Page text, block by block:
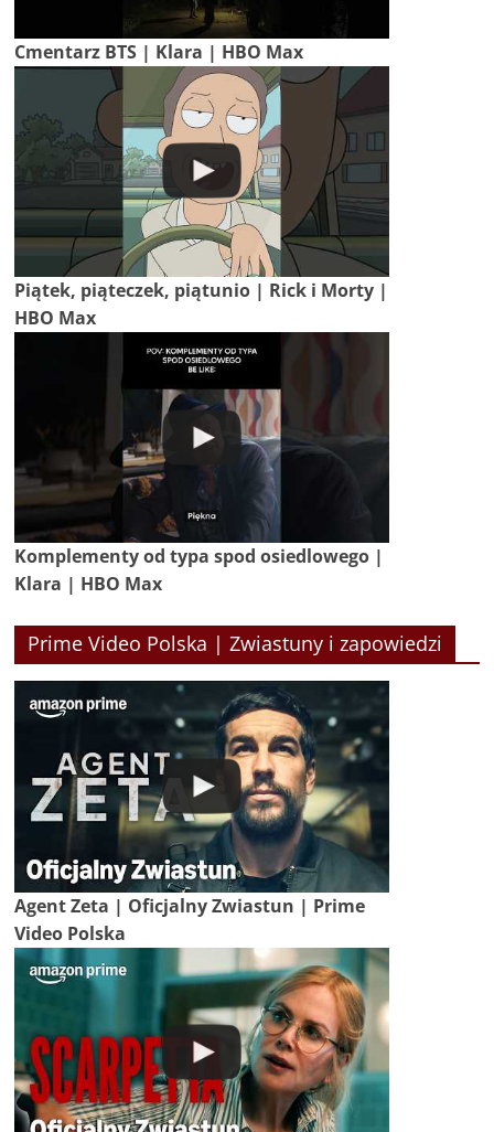
Cmentarz BTS | Klara | HBO Max
Piątek, piąteczek, piątunio | Rick i Morty |
HBO Max
Komplementy od typa spod osiedlowego |
Klara | HBO Max
Prime Video Polska | Zwiastuny i zapowiedzi
Agent Zeta | Oficjalny Zwiastun | Prime
Video Polska